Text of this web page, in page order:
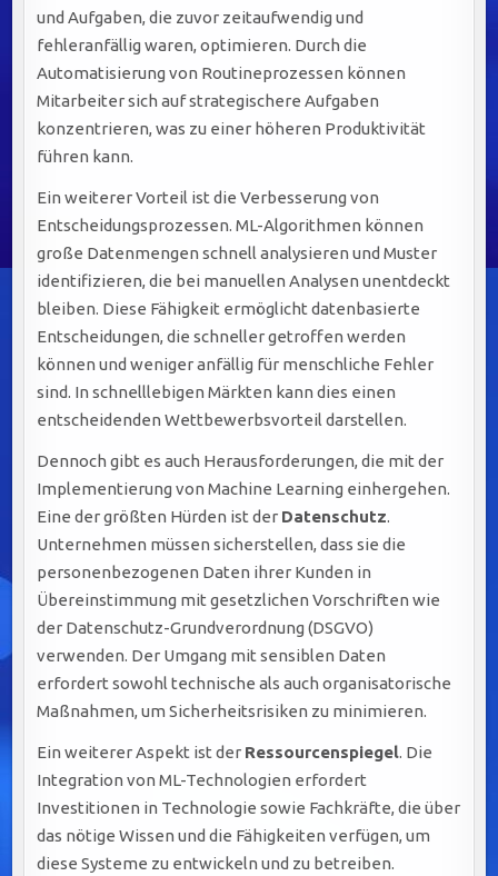
und Aufgaben, die zuvor zeitaufwendig und
fehleranfällig waren, optimieren. Durch die
Automatisierung von Routineprozessen können
Mitarbeiter sich auf strategischere Aufgaben
konzentrieren, was zu einer höheren Produktivität
führen kann.
Ein weiterer Vorteil ist die Verbesserung von
Entscheidungsprozessen. ML-Algorithmen können
große Datenmengen schnell analysieren und Muster
identifizieren, die bei manuellen Analysen unentdeckt
bleiben. Diese Fähigkeit ermöglicht datenbasierte
Entscheidungen, die schneller getroffen werden
können und weniger anfällig für menschliche Fehler
sind. In schnelllebigen Märkten kann dies einen
entscheidenden Wettbewerbsvorteil darstellen.
Dennoch gibt es auch Herausforderungen, die mit der
Implementierung von Machine Learning einhergehen.
Eine der größten Hürden ist der Datenschutz.
Unternehmen müssen sicherstellen, dass sie die
personenbezogenen Daten ihrer Kunden in
Übereinstimmung mit gesetzlichen Vorschriften wie
der Datenschutz-Grundverordnung (DSGVO)
verwenden. Der Umgang mit sensiblen Daten
erfordert sowohl technische als auch organisatorische
Maßnahmen, um Sicherheitsrisiken zu minimieren.
Ein weiterer Aspekt ist der Ressourcenspiegel. Die
Integration von ML-Technologien erfordert
Investitionen in Technologie sowie Fachkräfte, die über
das nötige Wissen und die Fähigkeiten verfügen, um
diese Systeme zu entwickeln und zu betreiben.